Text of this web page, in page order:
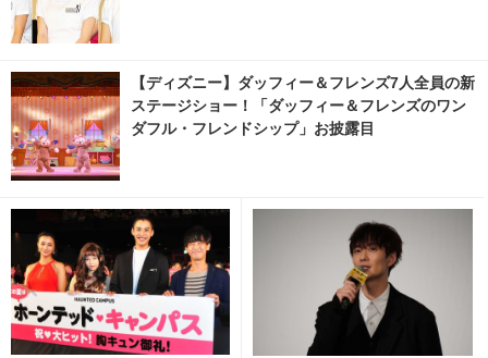
【ディズニー】ダッフィー＆フレンズ7人全員の新
ステージショー！「ダッフィー＆フレンズのワン
ダフル・フレンドシップ」お披露目